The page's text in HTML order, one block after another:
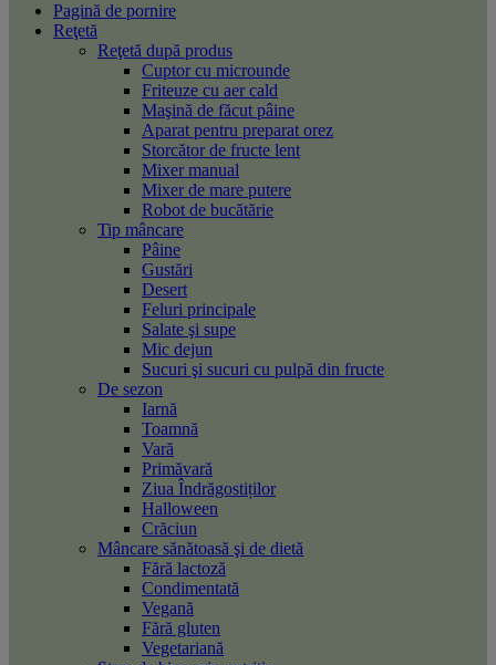
Pagină de pornire
Reţetă
Reţetă după produs
Cuptor cu microunde
Friteuze cu aer cald
Maşină de făcut pâine
Aparat pentru preparat orez
Storcător de fructe lent
Mixer manual
Mixer de mare putere
Robot de bucătărie
Tip mâncare
Pâine
Gustări
Desert
Feluri principale
Salate şi supe
Mic dejun
Sucuri şi sucuri cu pulpă din fructe
De sezon
Iarnă
Toamnă
Vară
Primăvară
Ziua Îndrăgostiților
Halloween
Crăciun
Mâncare sănătoasă şi de dietă
Fără lactoză
Condimentată
Vegană
Fără gluten
Vegetariană